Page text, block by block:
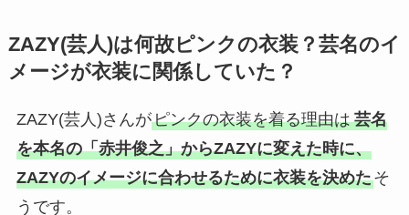
ZAZY(芸人)は何故ピンクの衣装？芸名のイ
メージが衣装に関係していた？
ZAZY(芸人)さんがピンクの衣装を着る理由は 芸名
を本名の「赤井俊之」からZAZYに変えた時に、
ZAZYのイメージに合わせるために衣装を決めたそ
うです。